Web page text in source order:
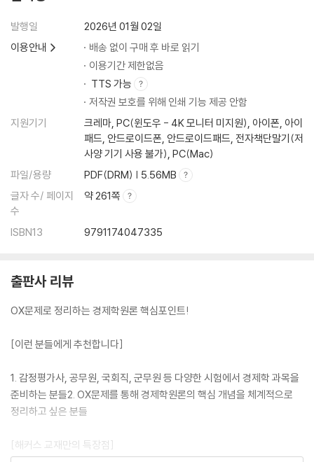
제10장 무역이론
Topic 30. 무역이론
Topic 31. 자유무역과 보호무역
제11장 환율과 국제수지
Topic 33. 국제수지
발행일
2026년 01월 02일
이용안내
배송 없이 구매 후 바로 읽기
이용기간 제한없음
TTS 가능
저작권 보호를 위해 인쇄 기능 제공 안함
지원기기
크레마, PC(윈도우 - 4K 모니터 미지원), 아이폰, 아이
패드, 안드로이드폰, 안드로이드패드, 전자책단말기(저
사양 기기 사용 불가), PC(Mac)
파일/용량
PDF(DRM) | 5.56MB
글자 수/ 페이지
수
약 261쪽
ISBN13 9791174047335
출판사 리뷰
OX문제로 정리하는 경제학원론 핵심포인트!
[이런 분들에게 추천합니다]
1. 감정평가사, 공무원, 국회직, 군무원 등 다양한 시험에서 경제학 과목을
준비하는 분들2. OX문제를 통해 경제학원론의 핵심 개념을 체계적으로
정리하고 싶은 분들
[해커스 교재만의 특장점]